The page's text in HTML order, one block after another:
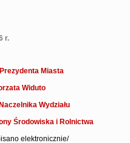
r.
Miasta
Widuto
Wydziału
Środowiska i Rolnictwa
elektronicznie/